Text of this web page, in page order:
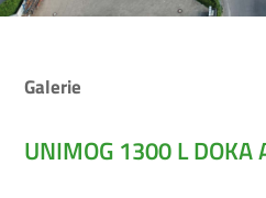
Galerie
UNIMOG 1300 L DOKA